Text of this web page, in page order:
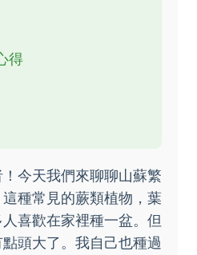
得
今天我們來聊聊山蘇繁
種常見的蕨類植物，葉
喜歡在家裡種一盆。但
頭大了。我自己也種過